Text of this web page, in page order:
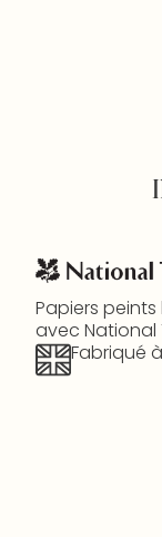
Papiers
avec National
Fabriqué